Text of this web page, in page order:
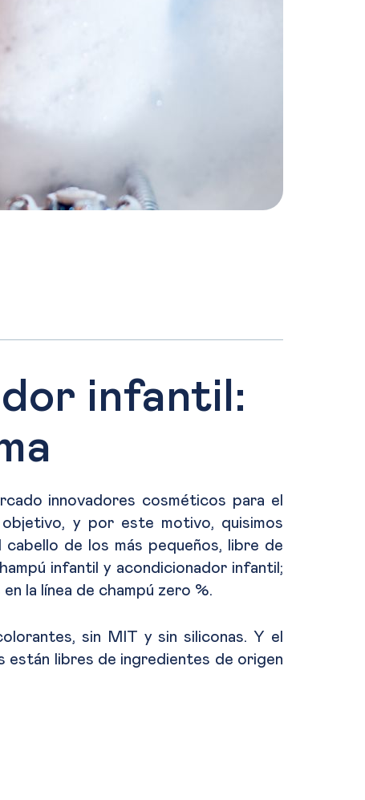
infantil:
innovadores cosméticos para el
y por este motivo, quisimos
de los más pequeños, libre de
infantil y acondicionador infantil;
la línea de champú zero %.
sin MIT y sin siliconas. Y el
están libres de ingredientes de origen